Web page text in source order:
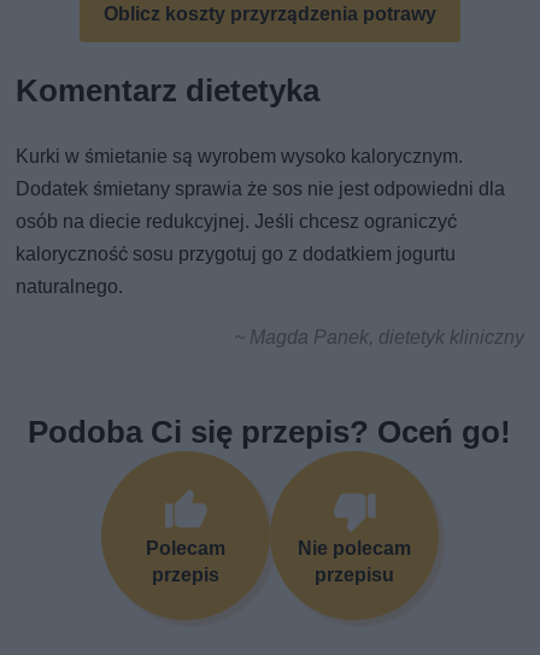
Oblicz koszty przyrządzenia potrawy
Komentarz dietetyka
Kurki w śmietanie są wyrobem wysoko kalorycznym.
Dodatek śmietany sprawia że sos nie jest odpowiedni dla
osób na diecie redukcyjnej. Jeśli chcesz ograniczyć
kaloryczność sosu przygotuj go z dodatkiem jogurtu
naturalnego.
~ Magda Panek, dietetyk kliniczny
Podoba Ci się przepis? Oceń go!
Polecam
przepis
Nie polecam
przepisu